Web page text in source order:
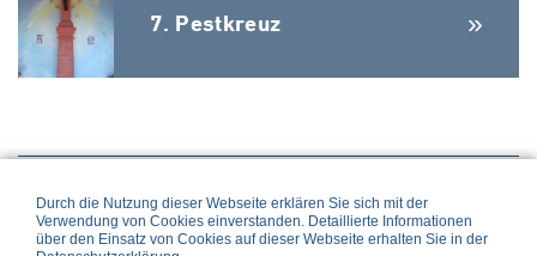
7. Pestkreuz
Durch die Nutzung dieser Webseite erklären Sie sich mit der
Verwendung von Cookies einverstanden. Detaillierte Informationen
über den Einsatz von Cookies auf dieser Webseite erhalten Sie in der